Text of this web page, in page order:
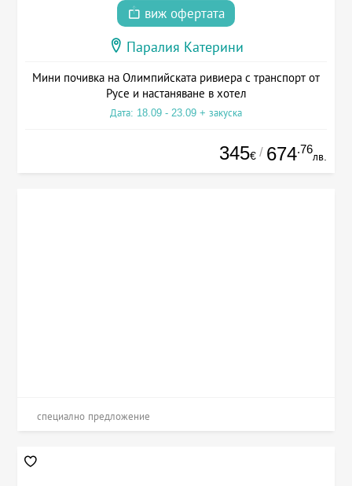
виж офертата
Паралия Катерини
Мини почивка на Олимпийската ривиера с транспорт от
Русе и настаняване в хотел
Дата: 18.09 - 23.09 + закуска
345€ / 674.76
лв.
специално предложение